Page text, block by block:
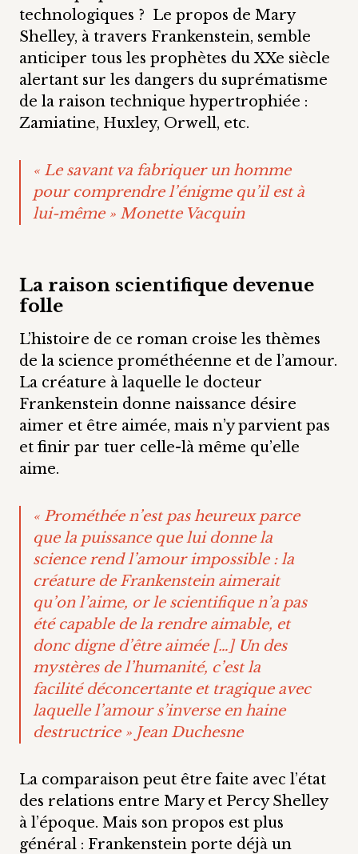
technologiques ? Le propos de Mary
Shelley, à travers Frankenstein, semble
anticiper tous les prophètes du XXe siècle
alertant sur les dangers du suprématisme
de la raison technique hypertrophiée :
Zamiatine, Huxley, Orwell, etc.
« Le savant va fabriquer un homme
pour comprendre l’énigme qu’il est à
lui-même » Monette Vacquin
La raison scientifique devenue
folle
L’histoire de ce roman croise les thèmes
de la science prométhéenne et de l’amour.
La créature à laquelle le docteur
Frankenstein donne naissance désire
aimer et être aimée, mais n’y parvient pas
et finir par tuer celle-là même qu’elle
aime.
« Prométhée n’est pas heureux parce
que la puissance que lui donne la
science rend l’amour impossible : la
créature de Frankenstein aimerait
qu’on l’aime, or le scientifique n’a pas
été capable de la rendre aimable, et
donc digne d’être aimée […] Un des
mystères de l’humanité, c’est la
facilité déconcertante et tragique avec
laquelle l’amour s’inverse en haine
destructrice » Jean Duchesne
La comparaison peut être faite avec l’état
des relations entre Mary et Percy Shelley
à l’époque. Mais son propos est plus
général : Frankenstein porte déjà un